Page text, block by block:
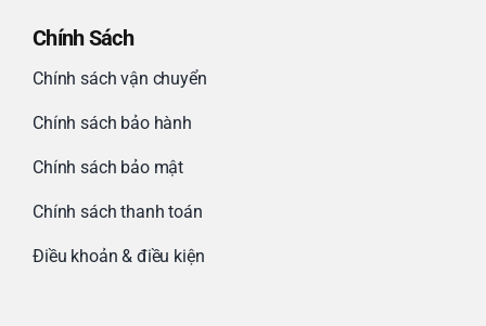
Chính Sách
Chính sách vận chuyển
Chính sách bảo hành
Chính sách bảo mật
Chính sách thanh toán
Điều khoản & điều kiện